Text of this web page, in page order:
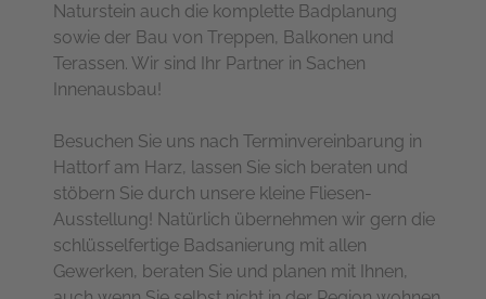
Naturstein auch die komplette Badplanung
sowie der Bau von Treppen, Balkonen und
Terassen. Wir sind Ihr Partner in Sachen
Innenausbau!
Besuchen Sie uns nach Terminvereinbarung in
Hattorf am Harz, lassen Sie sich beraten und
stöbern Sie durch unsere kleine Fliesen-
Ausstellung! Natürlich übernehmen wir gern die
schlüsselfertige Badsanierung mit allen
Gewerken, beraten Sie und planen mit Ihnen,